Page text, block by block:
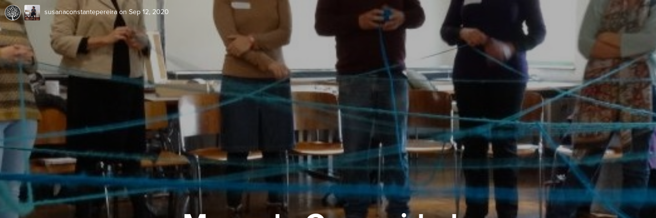
susanaconstantepereira on Sep 12, 2020